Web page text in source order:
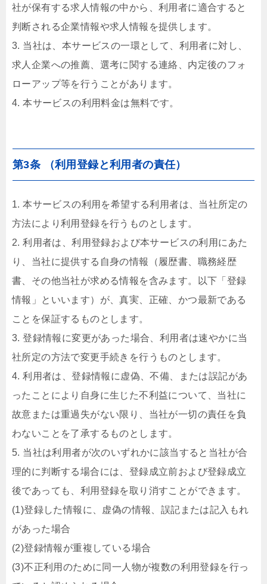
社が保有する求人情報の中から、利用者に適合すると
判断される企業情報や求人情報を提供します。
3. 当社は、本サービスの一環として、利用者に対し、
求人企業への推薦、選考に関する連絡、内定後のフォ
ローアップ等を行うことがあります。
4. 本サービスの利用料金は無料です。
第3条 （利用登録と利用者の責任）
1. 本サービスの利用を希望する利用者は、当社所定の
方法により利用登録を行うものとします。
2. 利用者は、利用登録および本サービスの利用にあた
り、当社に提供する自身の情報（履歴書、職務経歴
書、その他当社が求める情報を含みます。以下「登録
情報」といいます）が、真実、正確、かつ最新である
ことを保証するものとします。
3. 登録情報に変更があった場合、利用者は速やかに当
社所定の方法で変更手続きを行うものとします。
4. 利用者は、登録情報に虚偽、不備、または誤記があ
ったことにより自身に生じた不利益について、当社に
故意または重過失がない限り、当社が一切の責任を負
わないことを了承するものとします。
5. 当社は利用者が次のいずれかに該当すると当社が合
理的に判断する場合には、登録成立前および登録成立
後であっても、利用登録を取り消すことができます。
(1)登録した情報に、虚偽の情報、誤記または記入もれ
があった場合
(2)登録情報が重複している場合
(3)不正利用のために同一人物が複数の利用登録を行っ